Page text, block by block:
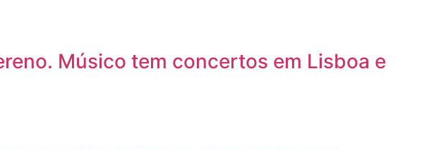
Músico tem concertos em Lisboa e